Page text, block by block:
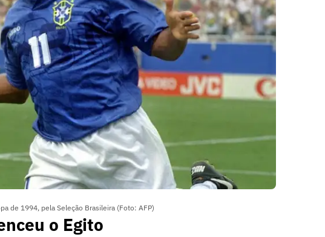
de 1994, pela Seleção Brasileira (Foto: AFP)
o Egito